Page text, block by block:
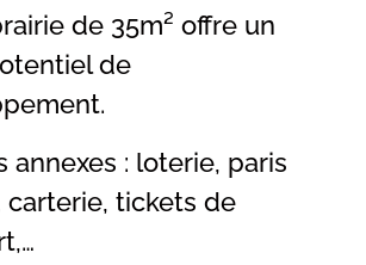
de 35m² offre un
de
annexes : loterie, paris
carterie, tickets de